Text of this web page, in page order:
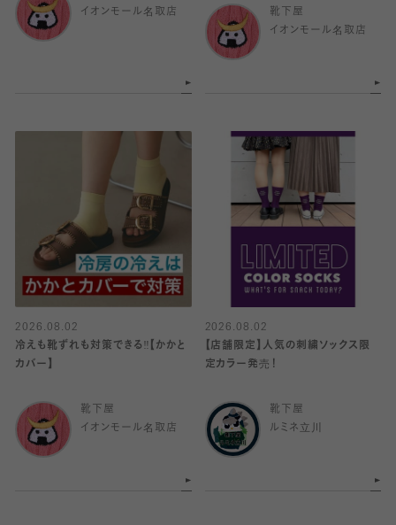
イオンモール名取店
靴下屋
イオンモール名取店
2026.08.02
冷えも靴ずれも対策できる‼️【かかと
カバー】
靴下屋
イオンモール名取店
2026.08.02
【店舗限定】人気の刺繍ソックス限
定カラー発売！
靴下屋
ルミネ立川